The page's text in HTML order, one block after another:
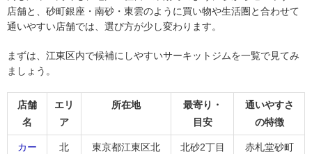
店舗と、砂町銀座・南砂・東雲のように買い物や生活圏と合わせて
通いやすい店舗では、選び方が少し変わります。
まずは、江東区内で候補にしやすいサーキットジムを一覧で見てみ
ましょう。
店舗
名
エリ
ア
所在地
最寄り・
目安
通いやすさ
の特徴
カー
北
東京都江東区北
北砂2丁目
赤札堂砂町